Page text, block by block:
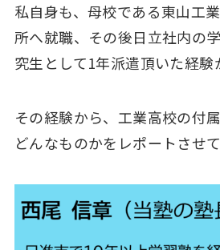
私自身も、母校である東山工
所へ就職、その後日立社内の
究生として1年派遣頂いた経験
その経験から、工業高校の付
どんなものかをレポートさせ